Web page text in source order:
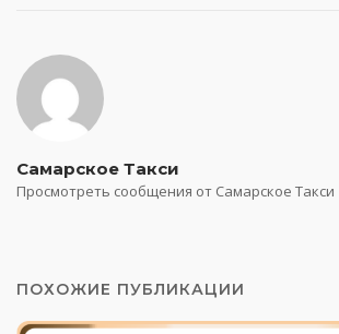
Самарское Такси
Просмотреть сообщения от Самарское Такси
ПОХОЖИЕ ПУБЛИКАЦИИ